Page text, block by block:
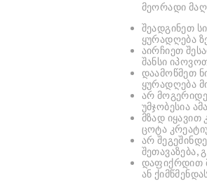
მეორადი
შეადგინეთ
ყურადღება
აირჩიეთ
შანსი
დაამოწმეთ
ყურადღება
არ
უმჯობესია
მზად
ცოტა
არ
შეთავაზება,
დაფიქრდით
ან